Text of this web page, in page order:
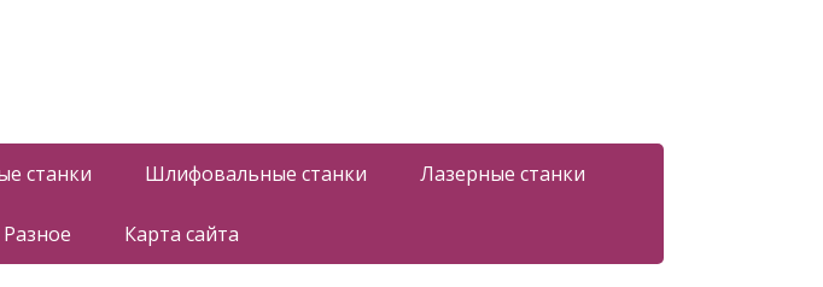
станки Шлифовальные станки Лазерные станки
Разное Карта сайта